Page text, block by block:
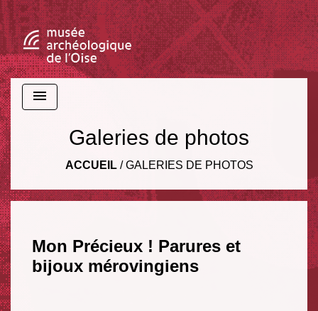
menu
Galeries de photos
ACCUEIL/GALERIES DE PHOTOS
Mon Précieux ! Parures et
bijoux mérovingiens